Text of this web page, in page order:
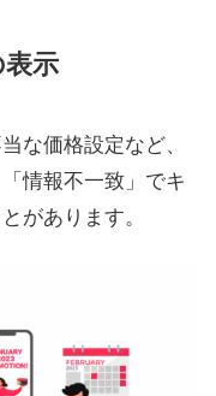
示
な価格設定など、
情報不一致」でキ
があります。